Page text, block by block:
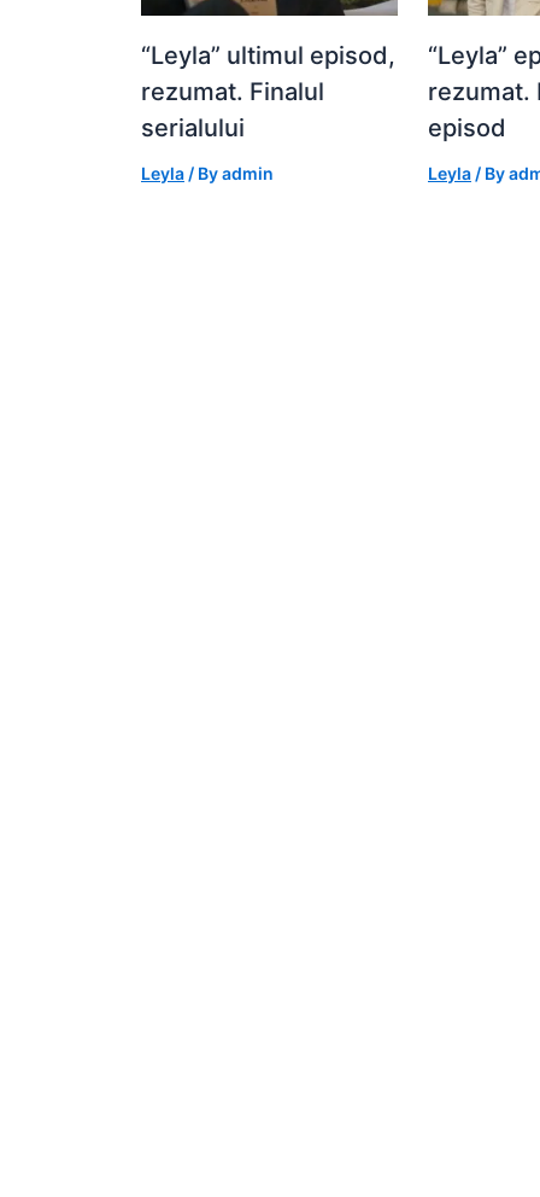
“Leyla” ultimul episod,
rezumat. Finalul
serialului
Leyla / Byadmin
“Leyla”
rezumat.
episod
Leyla / By